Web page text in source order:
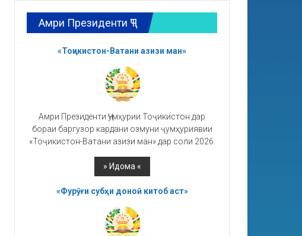
Амри Президенти ҶТ
«Тоҷикистон-Ватани азизи ман»
Амри Президенти Ҷумҳурии Тоҷикистон дар
бораи баргузор кардани озмуни ҷумҳуриявии
«Тоҷикистон-Ватани азизи ман» дар соли 2026.
«Фурӯғи субҳи доноӣ китоб аст»